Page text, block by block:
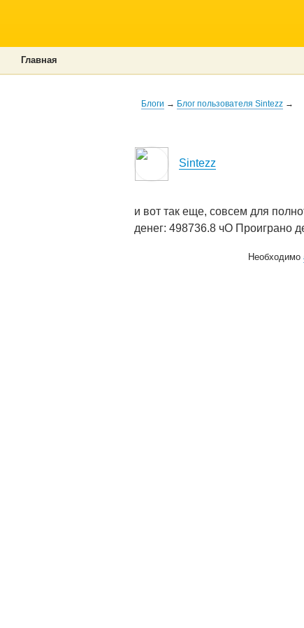
Главная
Блоги → Блог пользователя Sintezz →
Sintezz
и вот так еще, совсем для
денег: 498736.8 чО Проиграно
Необходимо